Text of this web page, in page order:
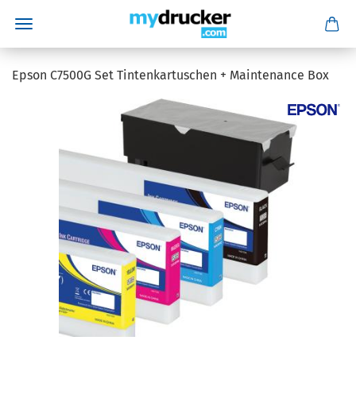
Epson C7500G Set Tintenkartuschen + Maintenance Box